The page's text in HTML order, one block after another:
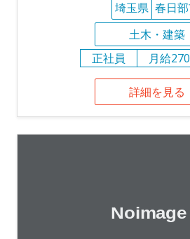
埼玉県 春日
土木・建築
正社員
月給
詳細を見る